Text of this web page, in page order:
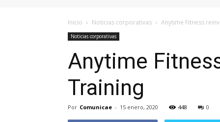
Inicio Noticias corporativas Anytime Fitness
Noticias corporativas
Anytime
Training
Por Comunicae - 15 enero, 2020 448 0